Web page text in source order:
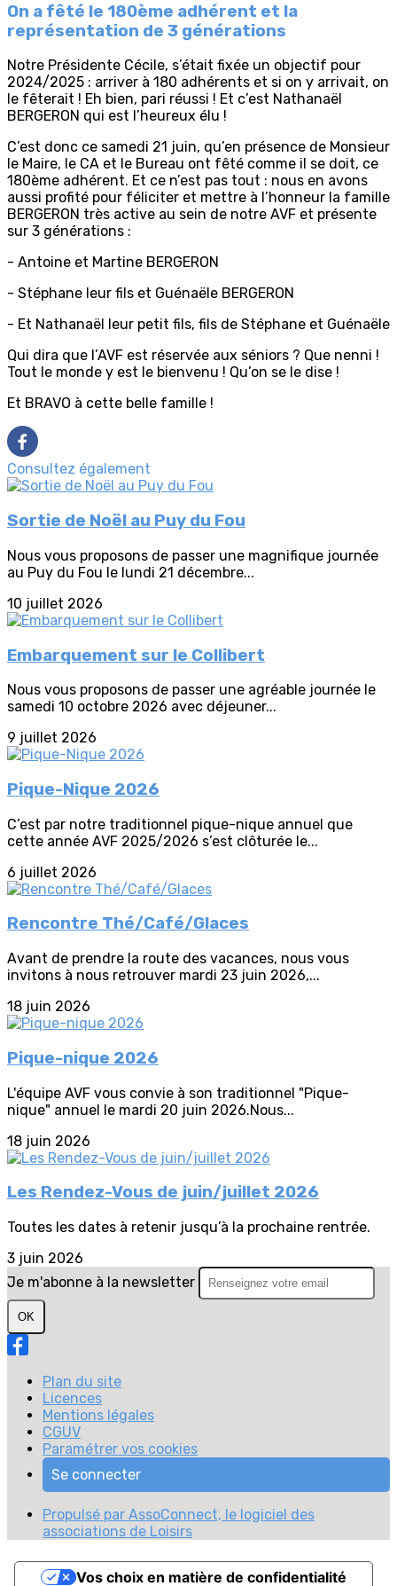
On a fêté le 180ème adhérent et la
représentation de 3 générations
Notre Présidente Cécile, s’était fixée un objectif pour
2024/2025 : arriver à 180 adhérents et si on y arrivait, on
le fêterait ! Eh bien, pari réussi ! Et c’est Nathanaël
BERGERON qui est l’heureux élu !
C’est donc ce samedi 21 juin, qu’en présence de Monsieur
le Maire, le CA et le Bureau ont fêté comme il se doit, ce
180ème adhérent. Et ce n’est pas tout : nous en avons
aussi profité pour féliciter et mettre à l’honneur la famille
BERGERON très active au sein de notre AVF et présente
sur 3 générations :
- Antoine et Martine BERGERON
- Stéphane leur fils et Guénaële BERGERON
- Et Nathanaël leur petit fils, fils de Stéphane et Guénaële
Qui dira que l’AVF est réservée aux séniors ? Que nenni !
Tout le monde y est le bienvenu ! Qu’on se le dise !
Et BRAVO à cette belle famille !
Consultez également
Sortie de Noël au Puy du Fou
Nous vous proposons de passer une magnifique journée
au Puy du Fou le lundi 21 décembre...
10 juillet 2026
Embarquement sur le Collibert
Nous vous proposons de passer une agréable journée le
samedi 10 octobre 2026 avec déjeuner...
9 juillet 2026
Pique-Nique 2026
C’est par notre traditionnel pique-nique annuel que
cette année AVF 2025/2026 s’est clôturée le...
6 juillet 2026
Rencontre Thé/Café/Glaces
Avant de prendre la route des vacances, nous vous
invitons à nous retrouver mardi 23 juin 2026,...
18 juin 2026
Pique-nique 2026
L'équipe AVF vous convie à son traditionnel "Pique-
nique" annuel le mardi 20 juin 2026.Nous...
18 juin 2026
Les Rendez-Vous de juin/juillet 2026
Toutes les dates à retenir jusqu’à la prochaine rentrée.
3 juin 2026
Je m'abonne à la newsletter
OK
Plan du site
Licences
Mentions légales
CGUV
Paramétrer vos cookies
Se connecter
Propulsé par AssoConnect, le logiciel des
associations de Loisirs
Vos choix en matière de confidentialité